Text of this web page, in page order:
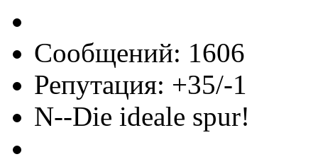
Сообщений: 1606
Репутация: +35/-1
N--Die ideale spur!